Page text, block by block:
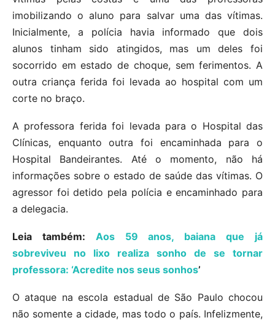
imobilizando o aluno para salvar uma das vítimas.
Inicialmente, a polícia havia informado que dois
alunos tinham sido atingidos, mas um deles foi
socorrido em estado de choque, sem ferimentos. A
outra criança ferida foi levada ao hospital com um
corte no braço.
A professora ferida foi levada para o Hospital das
Clínicas, enquanto outra foi encaminhada para o
Hospital Bandeirantes. Até o momento, não há
informações sobre o estado de saúde das vítimas. O
agressor foi detido pela polícia e encaminhado para
a delegacia.
Leia também: Aos 59 anos, baiana que já
sobreviveu no lixo realiza sonho de se tornar
professora: ‘Acredite nos seus sonhos’
O ataque na escola estadual de São Paulo chocou
não somente a cidade, mas todo o país. Infelizmente,